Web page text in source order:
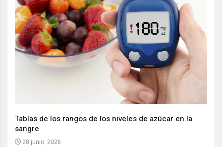
Tablas de los rangos de los niveles de azúcar en la
sangre
28 junio, 2026